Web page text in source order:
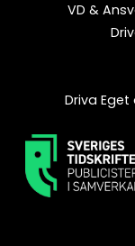
VD &
Driva